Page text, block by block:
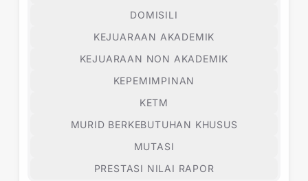
DOMISILI
KEJUARAAN AKADEMIK
KEJUARAAN NON AKADEMIK
KEPEMIMPINAN
KETM
MURID BERKEBUTUHAN KHUSUS
MUTASI
PRESTASI NILAI RAPOR